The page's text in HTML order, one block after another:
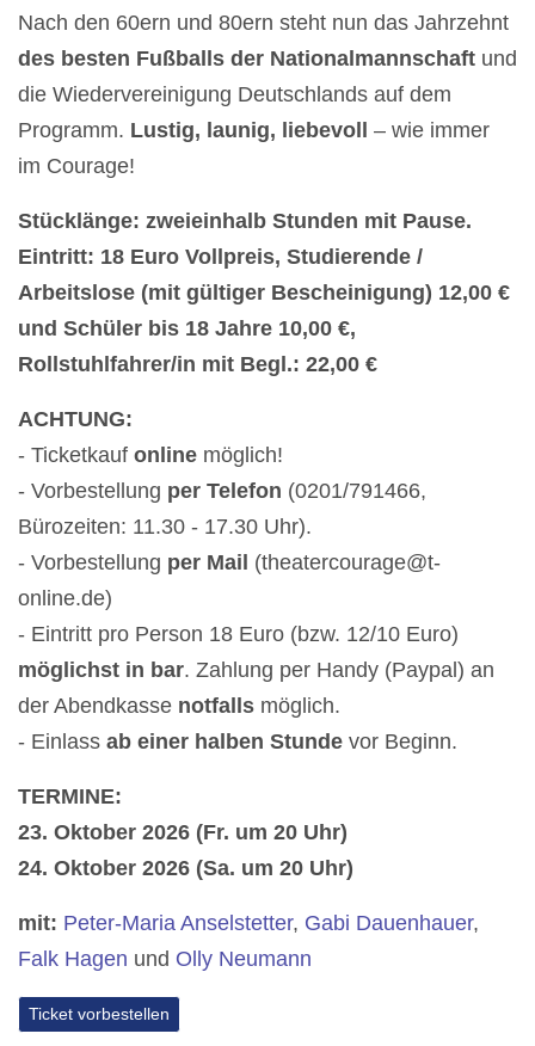
Nach den 60ern und 80ern steht nun das Jahrzehnt
des besten Fußballs der Nationalmannschaft und
die Wiedervereinigung Deutschlands auf dem
Programm. Lustig, launig, liebevoll – wie immer
im Courage!
Stücklänge: zweieinhalb Stunden mit Pause.
Eintritt: 18 Euro Vollpreis, Studierende /
Arbeitslose (mit gültiger Bescheinigung) 12,00 €
und Schüler bis 18 Jahre 10,00 €,
Rollstuhlfahrer/in mit Begl.: 22,00 €
ACHTUNG:
- Ticketkauf online möglich!
- Vorbestellung per Telefon (0201/791466,
Bürozeiten: 11.30 - 17.30 Uhr).
- Vorbestellung per Mail (theatercourage@t-
online.de)
- Eintritt pro Person 18 Euro (bzw. 12/10 Euro)
möglichst in bar. Zahlung per Handy (Paypal) an
der Abendkasse notfalls möglich.
- Einlass ab einer halben Stunde vor Beginn.
TERMINE:
23. Oktober 2026 (Fr. um 20 Uhr)
24. Oktober 2026 (Sa. um 20 Uhr)
mit: Peter-Maria Anselstetter, Gabi Dauenhauer,
Falk Hagen und Olly Neumann
Ticket vorbestellen